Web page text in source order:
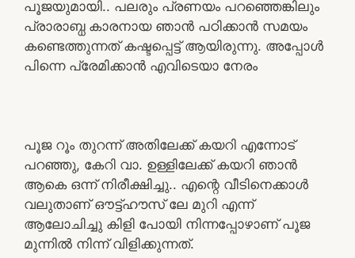
പൂജയുമായി.. പലരും പ്രണയം പറഞ്ഞെങ്കിലും
പ്രാരാബ്ധ കാരനായ ഞാൻ പഠിക്കാൻ സമയം
കണ്ടെത്തുന്നത് കഷ്ടപ്പെട്ട് ആയിരുന്നു. അപ്പോൾ
പിന്നെ പ്രേമിക്കാൻ എവിടെയാ നേരം
പൂജ റൂം തുറന്ന് അതിലേക്ക് കയറി എന്നോട്
പറഞ്ഞു, കേറി വാ. ഉള്ളിലേക്ക് കയറി ഞാൻ
ആകെ ഒന്ന് നിരീക്ഷിച്ചു.. എന്റെ വീടിനെക്കാൾ
വലുതാണ് ഔട്ട്ഹൗസ് ലേ മുറി എന്ന്
ആലോചിച്ചു കിളി പോയി നിന്നപ്പോഴാണ് പൂജ
മുന്നിൽ നിന്ന് വിളിക്കുന്നത്.